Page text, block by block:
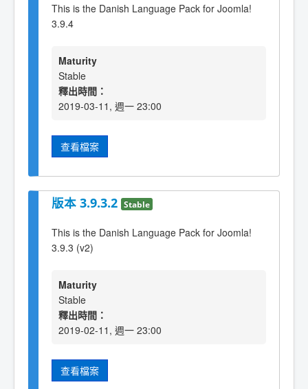
This is the Danish Language Pack for Joomla!
3.9.4
Maturity
Stable
釋出時間：
2019-03-11, 週一 23:00
查看檔案
版本 3.9.3.2 Stable
This is the Danish Language Pack for Joomla!
3.9.3 (v2)
Maturity
Stable
釋出時間：
2019-02-11, 週一 23:00
查看檔案